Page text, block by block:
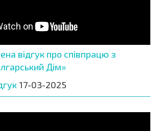
відгук про співпрацю з
Дім»
17-03-2025